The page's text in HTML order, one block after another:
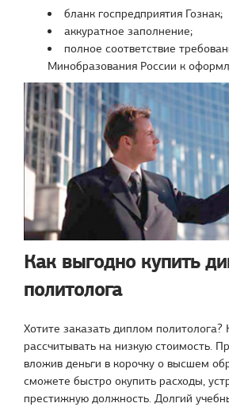
бланк госпредприятия Гознак;
аккуратное заполнение;
полное соответствие
Минобразования России к
Как выгодно купить
политолога
Хотите заказать диплом политолога?
рассчитывать на низкую стоимость.
вложив деньги в корочку о высшем
сможете быстро окупить расходы,
престижную должность. Долгий